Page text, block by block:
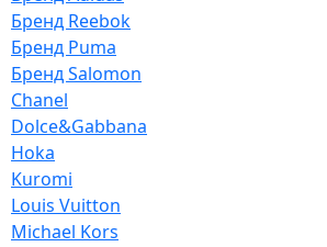
Бренд Reebok
Бренд Puma
Бренд Salomon
Chanel
Dolce&Gabbana
Hoka
Kuromi
Louis Vuitton
Michael Kors